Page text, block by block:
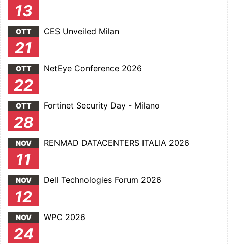
13
OTT
21
CES Unveiled Milan
OTT
22
NetEye Conference 2026
OTT
28
Fortinet Security Day - Milano
NOV
11
RENMAD DATACENTERS ITALIA 2026
NOV
12
Dell Technologies Forum 2026
NOV
24
WPC 2026